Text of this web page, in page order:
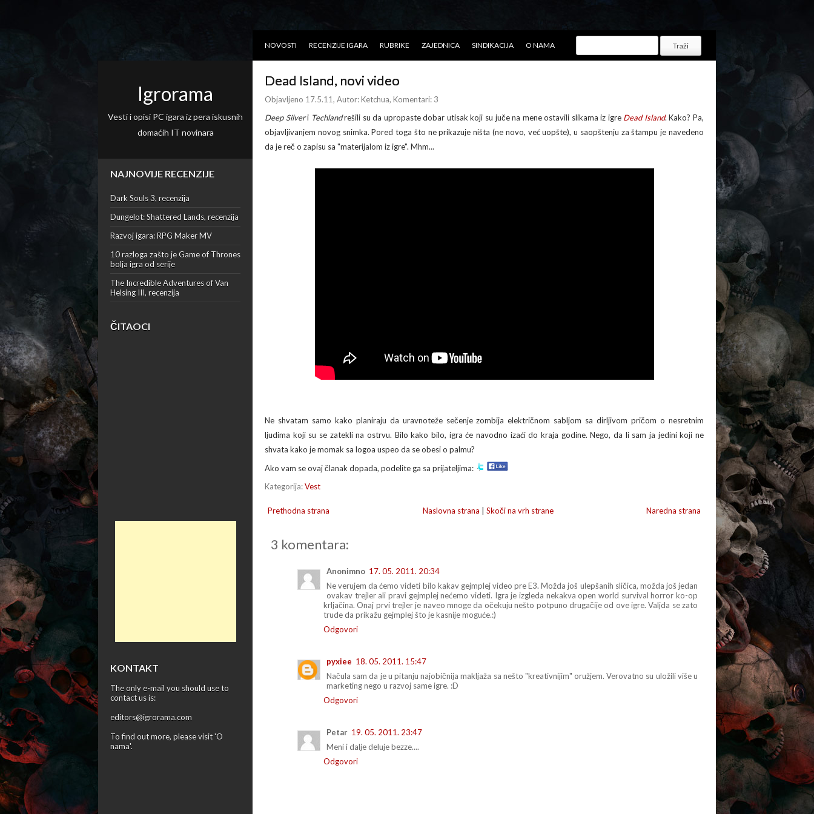
NOVOSTI RECENZIJE IGARA RUBRIKE ZAJEDNICA SINDIKACIJA O NAMA
Igrorama
Vesti i opisi PC igara iz pera iskusnih
domaćih IT novinara
NAJNOVIJE RECENZIJE
Dark Souls 3, recenzija
Dungelot: Shattered Lands, recenzija
Razvoj igara: RPG Maker MV
10 razloga zašto je Game of Thrones
bolja igra od serije
The Incredible Adventures of Van
Helsing III, recenzija
ČITAOCI
KONTAKT
The only e-mail you should use to
contact us is:
editors@igrorama.com
To find out more, please visit 'O
nama'.
Dead Island, novi video
Objavljeno 17.5.11, Autor:Ketchua, Komentari: 3
Deep Silveri Techlandrešili su da upropaste dobar utisak koji su juče na mene ostavili slikama iz igre Dead Island. Kako? Pa,
objavljivanjem novog snimka. Pored toga što ne prikazuje ništa (ne novo, već uopšte), u saopštenju za štampu je navedeno
da je reč o zapisu sa "materijalom iz igre". Mhm...
Ne shvatam samo kako planiraju da uravnoteže sečenje zombija električnom sabljom sa dirljivom pričom o nesretnim
ljudima koji su se zatekli na ostrvu. Bilo kako bilo, igra će navodno izaći do kraja godine. Nego, da li sam ja jedini koji ne
shvata kako je momak sa logoa uspeo da se obesi o palmu?
Ako vam se ovaj članak dopada, podelite ga sa prijateljima:
Kategorija:Vest
Naredna strana
Prethodna strana Naslovna strana Skoči na vrh strane
3 komentara:
Anonimno 17. 05. 2011. 20:34
Ne verujem da ćemo videti bilo kakav gejmplej video pre E3. Možda još ulepšanih sličica, možda još jedan
ovakav trejler ali pravi gejmplej nećemo videti. Igra je izgleda nekakva open world survival horror ko-op
krljačina. Onaj prvi trejler je naveo mnoge da očekuju nešto potpuno drugačije od ove igre. Valjda se zato
trude da prikažu gejmplej što je kasnije moguće.:)
Odgovori
pyxiee 18. 05. 2011. 15:47
Načula sam da je u pitanju najobičnija makljaža sa nešto "kreativnijim" oružjem. Verovatno su uložili više u
marketing nego u razvoj same igre. :D
Odgovori
Petar 19. 05. 2011. 23:47
Meni i dalje deluje bezze....
Odgovori